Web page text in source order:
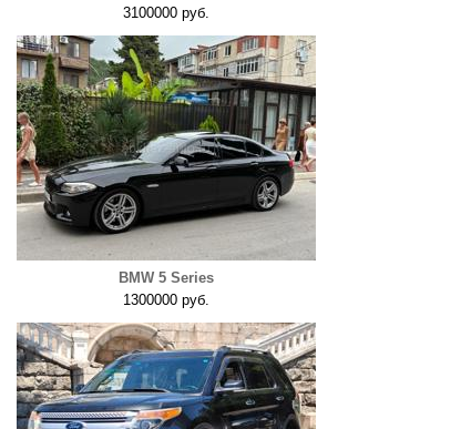
3100000 руб.
BMW 5 Series
1300000 руб.